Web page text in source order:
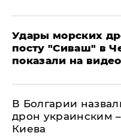
Удары морских
посту "Сиваш" в
показали на видео
В Болгарии
дрон украинским
Киева